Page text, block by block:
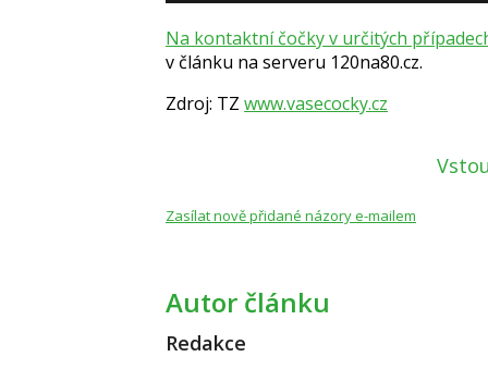
Na kontaktní čočky v určitých
v článku na serveru 120na80.cz.
Zdroj: TZ www.vasecocky.cz
Zasílat nově přidané názory e-mailem
Autor článku
Redakce